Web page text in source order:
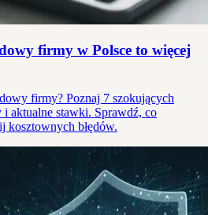
firmy w Polsce to więcej
firmy? Poznaj 7 szokujących
i aktualne stawki. Sprawdź, co
kosztownych błędów.